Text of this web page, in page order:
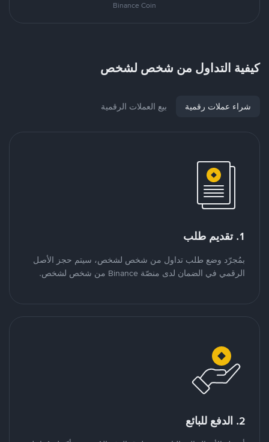
Binance Coin
كيفية التداول من شخص لشخص
شراء عملات رقمية بيع العملات الرقمية
1. تقديم طلب
بمُجرّد وضع طلب تداول من شخص لشخص، سيتم حجز الأصل
الرقمي في الضمان لدى منصّة Binance من شخص لشخص.
2. الدفع للبائع